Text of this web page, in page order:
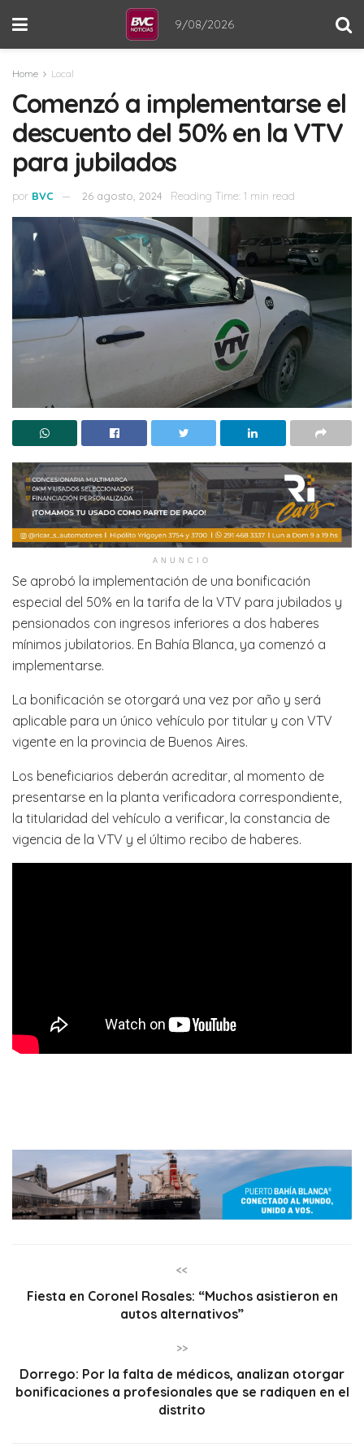
9/08/2026
Home Local
Comenzó a implementarse el
descuento del 50% en la VTV
para jubilados
por BVC 26 agosto, 2024 Reading Time: 1 min read
ANUNCIO
Se aprobó la implementación de una bonificación
especial del 50% en la tarifa de la VTV para jubilados y
pensionados con ingresos inferiores a dos haberes
mínimos jubilatorios. En Bahía Blanca, ya comenzó a
implementarse.
La bonificación se otorgará una vez por año y será
aplicable para un único vehículo por titular y con VTV
vigente en la provincia de Buenos Aires.
Los beneficiarios deberán acreditar, al momento de
presentarse en la planta verificadora correspondiente,
la titularidad del vehículo a verificar, la constancia de
vigencia de la VTV y el último recibo de haberes.
<<
Fiesta en Coronel Rosales: “Muchos asistieron en
autos alternativos”
>>
Dorrego: Por la falta de médicos, analizan otorgar
bonificaciones a profesionales que se radiquen en el
distrito